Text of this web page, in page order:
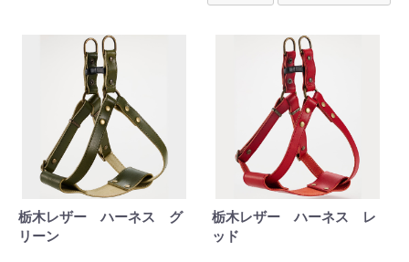
栃木レザー ハーネス グ
リーン
栃木レザー ハーネス レ
ッド